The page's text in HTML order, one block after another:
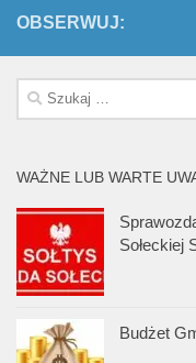
OBSERWUJ:
Szukaj:
WAŻNE LUB WARTE
Sołeckiej
Budżet